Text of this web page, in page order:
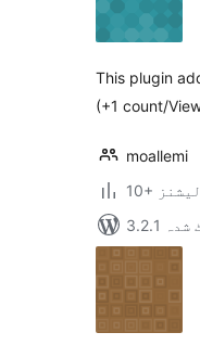
This plugin
(+1 count/
moallemi
شدہ